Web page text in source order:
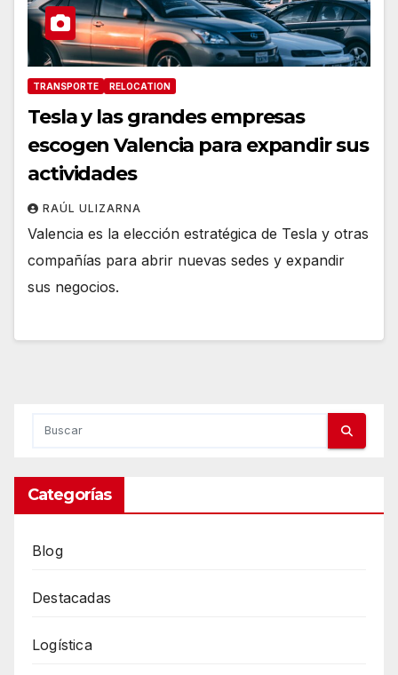
TRANSPORTE RELOCATION
Tesla y las grandes empresas
escogen Valencia para expandir sus
actividades
RAÚL ULIZARNA
Valencia es la elección estratégica de Tesla y otras
compañías para abrir nuevas sedes y expandir
sus negocios.
Categorías
Blog
Destacadas
Logística